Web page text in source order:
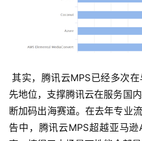
业
界
人
其实，腾讯云MPS已经多次
先地位，支撑腾讯云在服务国
断加码出海赛道。在去年专业
告中，腾讯云MPS超越亚马